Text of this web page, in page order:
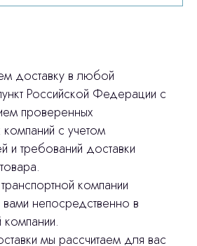
доставку в любой
Российской Федерации с
проверенных
компаний с учетом
и требований доставки
компании
вами непосредственно в
компании.
мы рассчитаем для вас
вопросы
мы свяжемся и
вопросы